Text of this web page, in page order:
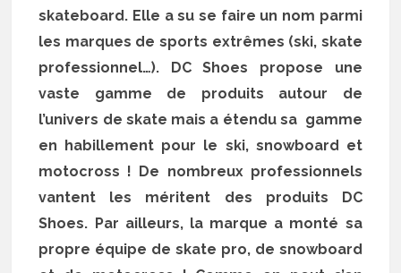
skateboard. Elle a su se faire un nom parmi
les marques de sports extrêmes (ski, skate
professionnel…). DC Shoes propose une
vaste gamme de produits autour de
l’univers de skate mais a étendu sa gamme
en habillement pour le ski, snowboard et
motocross ! De nombreux professionnels
vantent les méritent des produits DC
Shoes. Par ailleurs, la marque a monté sa
propre équipe de skate pro, de snowboard